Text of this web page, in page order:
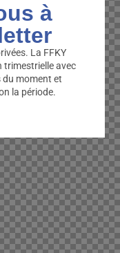
à
La FFKY
trimestrielle avec
du moment et
la période.